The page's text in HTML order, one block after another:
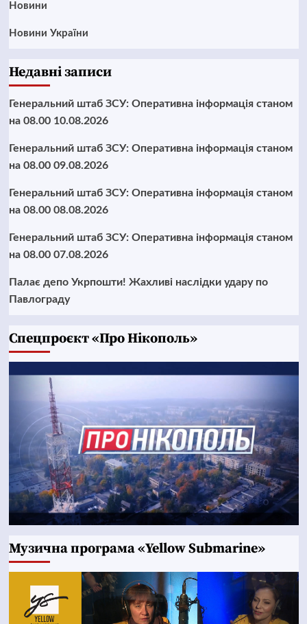
Новини
Новини України
Недавні записи
Генеральний штаб ЗСУ: Оперативна інформація станом
на 08.00 10.08.2026
Генеральний штаб ЗСУ: Оперативна інформація станом
на 08.00 09.08.2026
Генеральний штаб ЗСУ: Оперативна інформація станом
на 08.00 08.08.2026
Генеральний штаб ЗСУ: Оперативна інформація станом
на 08.00 07.08.2026
Палає депо Укрпошти! Жахливі наслідки удару по
Павлограду
Cпецпроєкт «Про Нікополь»
Музична програма «Yellow Submarine»